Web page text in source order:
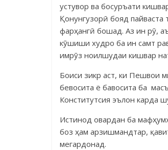
устувор ва босуръати
Қонунгузорӣ бояд
фарҳангӣ бошад. Аз ин рӯ,
кӯшиши худро ба ин самт
имрӯз ноилшудаи киш­вар
Боиси зикр аст, ки Пешвои
бевосита ё бавосита ба
Конститутсия эъ­­­лон карда
Истинод овардан ба
боз ҳам арзишмандтар,
мегардонад.